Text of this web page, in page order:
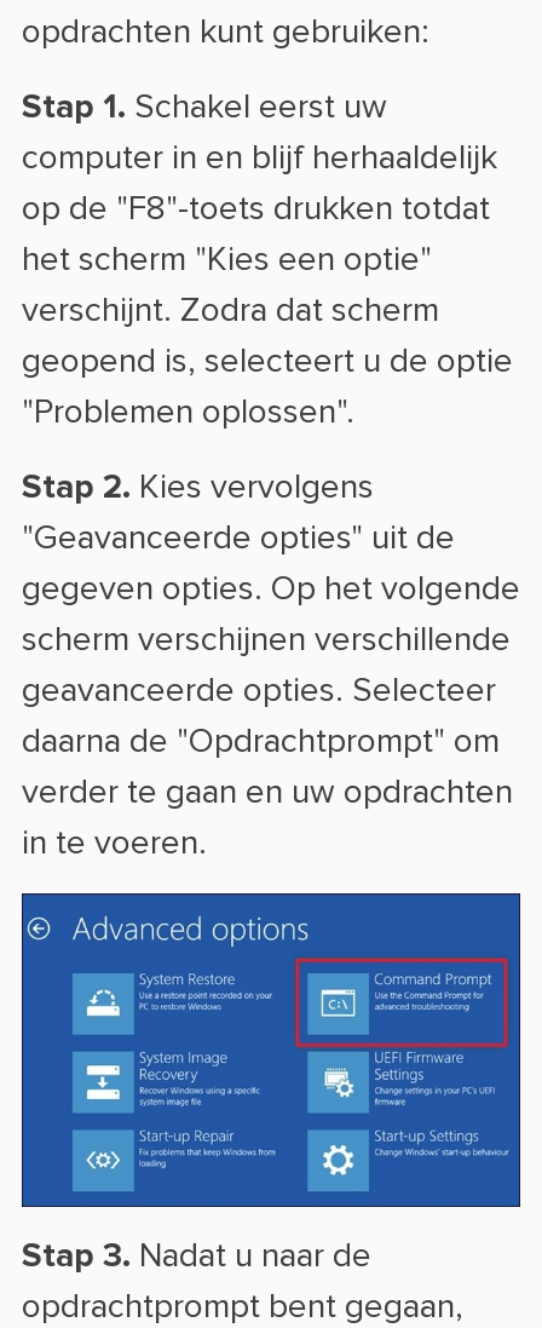
opdrachten kunt gebruiken:
Stap 1. Schakel eerst uw
computer in en blijf herhaaldelijk
op de "F8"-toets drukken totdat
het scherm "Kies een optie"
verschijnt. Zodra dat scherm
geopend is, selecteert u de optie
"Problemen oplossen".
Stap 2. Kies vervolgens
"Geavanceerde opties" uit de
gegeven opties. Op het volgende
scherm verschijnen verschillende
geavanceerde opties. Selecteer
daarna de "Opdrachtprompt" om
verder te gaan en uw opdrachten
in te voeren.
Stap 3. Nadat u naar de
opdrachtprompt bent gegaan,